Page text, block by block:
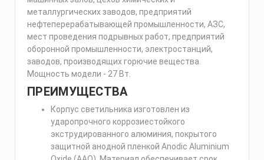
металлургических заводов, предприятий
нефтеперерабатывающей промышленности, АЗС,
мест проведения подрывных работ, предприятий
оборонной промышленности, электростанций,
заводов, производящих горючие вещества.
Мощность модели - 27 Вт.
ПРЕИМУЩЕСТВА
Корпус светильника изготовлен из
ударопрочного коррозиестойкого
экструдированного алюминия, покрытого
защитной анодной пленкой Anodic Aluminium